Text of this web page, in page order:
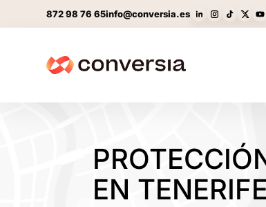
872 98 76 65info@conversia.es
EN TENERIFE